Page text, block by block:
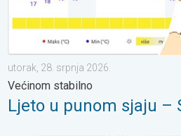
utorak, 28. srpnja 2026.
Većinom stabilno
Ljeto u punom sjaju –